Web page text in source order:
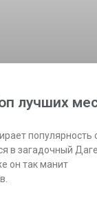
лучших
в загадочный
он так манит